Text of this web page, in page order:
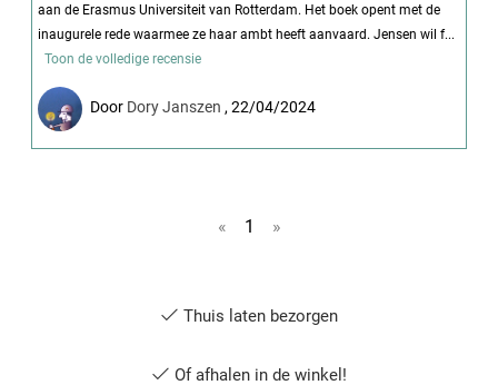
aan de Erasmus Universiteit van Rotterdam. Het boek opent met de
inaugurele rede waarmee ze haar ambt heeft aanvaard. Jensen wil f...
Toon de volledige recensie
Door Dory Janszen , 22/04/2024
« 1 »
Thuis laten bezorgen
Of afhalen in de winkel!